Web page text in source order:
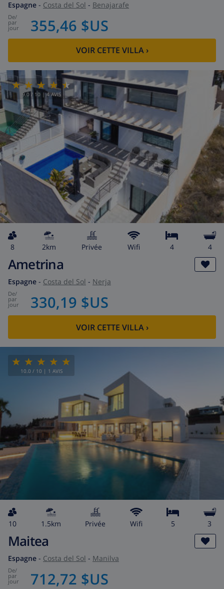
Espagne - Costa del Sol - Benajarafe
de/
par
jour 355,46 $US
VOIR CETTE VILLA›
9.0/ 10 |4 AVIS
8 2km privée wifi 4 4
Ametrina
Espagne - Costa del Sol - Nerja
de/
par
jour 330,19 $US
VOIR CETTE VILLA›
10.0 / 10 | 1 AVIS
10 1.5km privée wifi 5 3
Maitea
Espagne - Costa del Sol - Manilva
de/
par
jour 712,72 $US